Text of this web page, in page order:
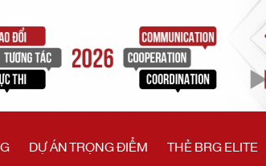
DỰ ÁN TRỌNG ĐIỂM THẺ BRG ELITE